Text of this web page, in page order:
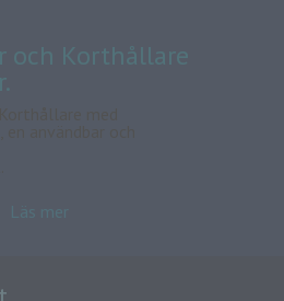
och Korthållare